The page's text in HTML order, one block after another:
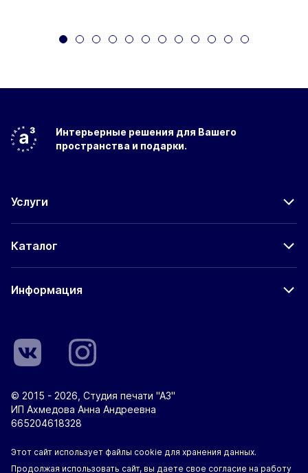
Интерьерные решения для Вашего
пространства и подарки.
Услуги
Каталог
Информация
© 2015 - 2026, Студия печати "А3"
ИП Ахмедова Анна Андреевна
665204618328
Этот сайт использует файлы cookie для хранения данных.
Продолжая использовать сайт, вы даете свое согласие на работу